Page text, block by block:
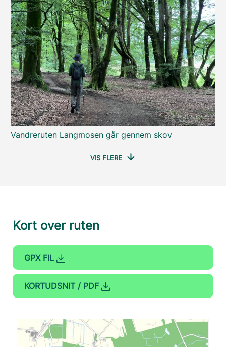
Vandreruten Langmosen går gennem skov
VIS FLERE
Kort over ruten
GPX FIL
KORTUDSNIT / PDF